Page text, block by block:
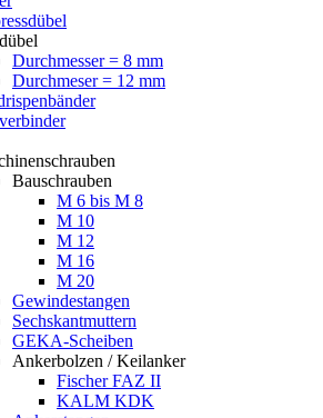
Durchmesser = 8 mm
Durchmeser = 12 mm
Bauschrauben
M 6 bis M 8
M 10
M 12
M 16
M 20
Gewindestangen
Sechskantmuttern
GEKA-Scheiben
Ankerbolzen / Keilanker
Fischer FAZ II
KALM KDK